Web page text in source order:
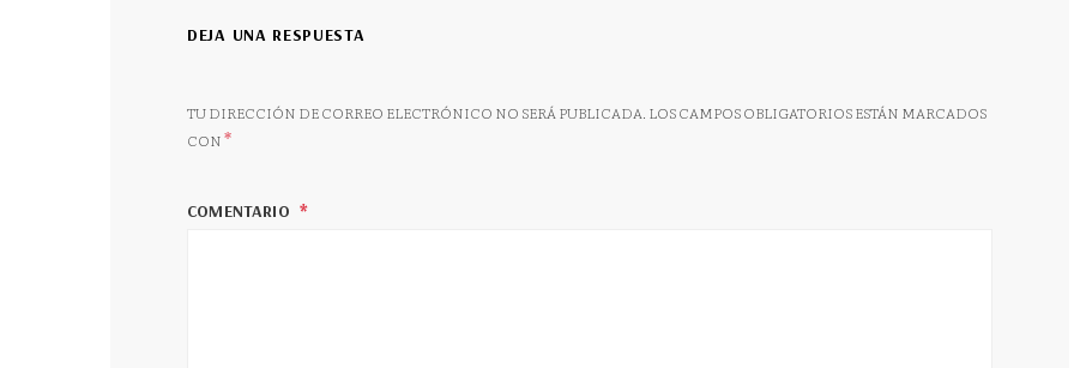
DEJA UNA RESPUESTA
TU DIRECCIÓN DE CORREO ELECTRÓNICO NO SERÁ PUBLICADA. LOS CAMPOS OBLIGATORIOS ESTÁN MARCADOS
CON*
COMENTARIO